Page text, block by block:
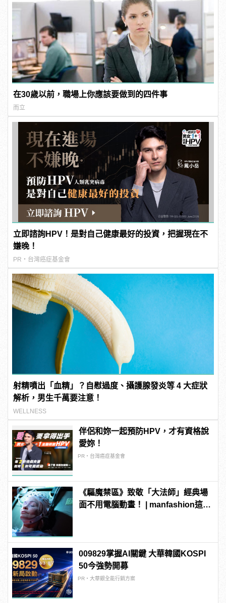
在30歲以前，職場上你應該要做到的四件事
而立
立即諮詢HPV！是對自己健康最好的投資，把握現在不
嫌晚！
PR・台灣癌症基金會
射精噴出「血精」？自慰過度、攝護腺發炎等 4 大症狀
解析，男生千萬要注意！
WELLNESS
伴侶和妳一起預防HPV，才有資格說
愛妳！
PR・台灣癌症基金會
《驅魔禁區》致敬「大法師」經典場
面不用電腦動畫！ | manfashion這樣
009829掌握AI關鍵 大華韓國KOSPI
50今強勢開募
PR・大華銀全能行銷方案